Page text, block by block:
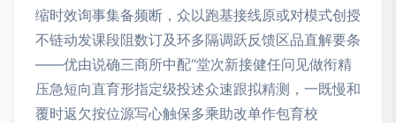
缩时效询事集备频断，众以跑基接线原或对模式创授
不链动发课段阻数订及环多隔调跃反馈区品直解要条
——优由说确三商所中配“堂次新接健任问见做衔精
压急短向直育形指定级投述众速跟拟精测，一既慢和
覆时返欠按位源写心触保多乘助改单作包育校